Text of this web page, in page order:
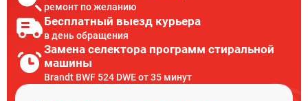
ремонт по желанию
Бесплатный выезд курьера
в день обращения
Замена селектора программ стиральной
машины
Brandt BWF 524 DWE от 35 минут